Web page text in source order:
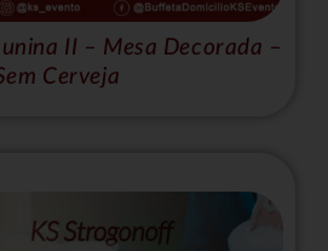
II – Mesa Decorada –
Cerveja